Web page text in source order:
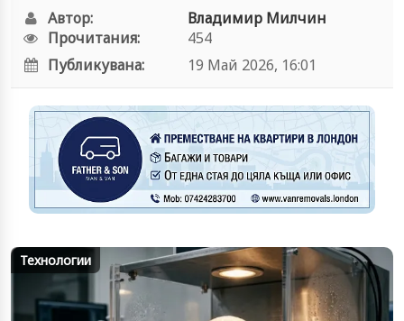
Автор:
Владимир Милчин
Прочитания:
454
Публикувана:
19 Май 2026, 16:01
Технологии